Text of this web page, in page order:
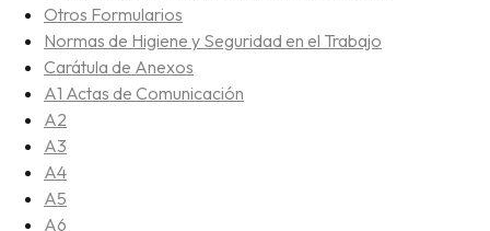
Otros Formularios
Normas de Higiene y Seguridad en el Trabajo
Carátula de Anexos
A1 Actas de Comunicación
A2
A3
A4
A5
A6